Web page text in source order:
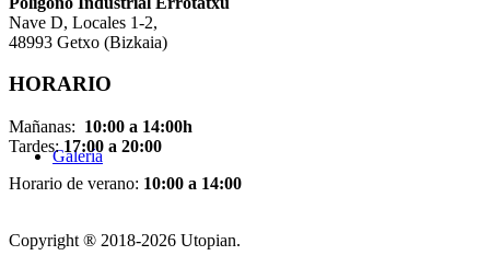
Galería
Nave D, Locales 1-2,
48993 Getxo (Bizkaia)
HORARIO
Mañanas: 10:00 a 14:00h
Tardes:17:00 a 20:00
Horario de verano: 10:00 a 14:00
Copyright ® 2018-2026 Utopian.